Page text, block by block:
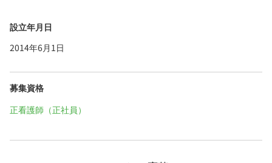
設立年月日
2014年6月1日
募集資格
正看護師（正社員）